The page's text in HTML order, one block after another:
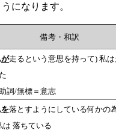
になります。
備考・和訳
が走るという意思を持って) 私は
詞/無標＝意志
を落とすようにしている何かの
は 落ちている